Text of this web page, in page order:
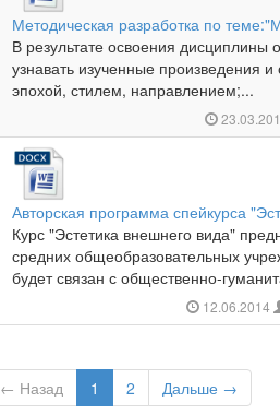
Методическая разработка по
В результате освоения
узнавать изученные произведения
эпохой, стилем, направлением;...
Авторская программа спейкурса
Курс "Эстетика внешнего вида"
средних общеобразовательных
будет связан с общественно-
12.06.2014
← Назад 1 2 Дальше →